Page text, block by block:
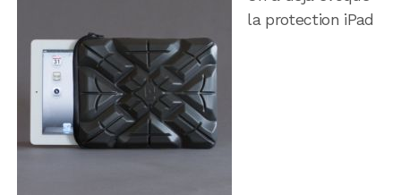
la protection iPad